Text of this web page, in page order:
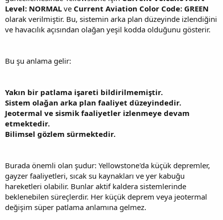
Level: NORMAL ve Current Aviation Color Code: GREEN
olarak verilmiştir. Bu, sistemin arka plan düzeyinde izlendiğini
ve havacılık açısından olağan yeşil kodda olduğunu gösterir.
Bu şu anlama gelir:
Yakın bir patlama işareti bildirilmemiştir.
Sistem olağan arka plan faaliyet düzeyindedir.
Jeotermal ve sismik faaliyetler izlenmeye devam
etmektedir.
Bilimsel gözlem sürmektedir.
Burada önemli olan şudur: Yellowstone'da küçük depremler,
gayzer faaliyetleri, sıcak su kaynakları ve yer kabuğu
hareketleri olabilir. Bunlar aktif kaldera sistemlerinde
beklenebilen süreçlerdir. Her küçük deprem veya jeotermal
değişim süper patlama anlamına gelmez.